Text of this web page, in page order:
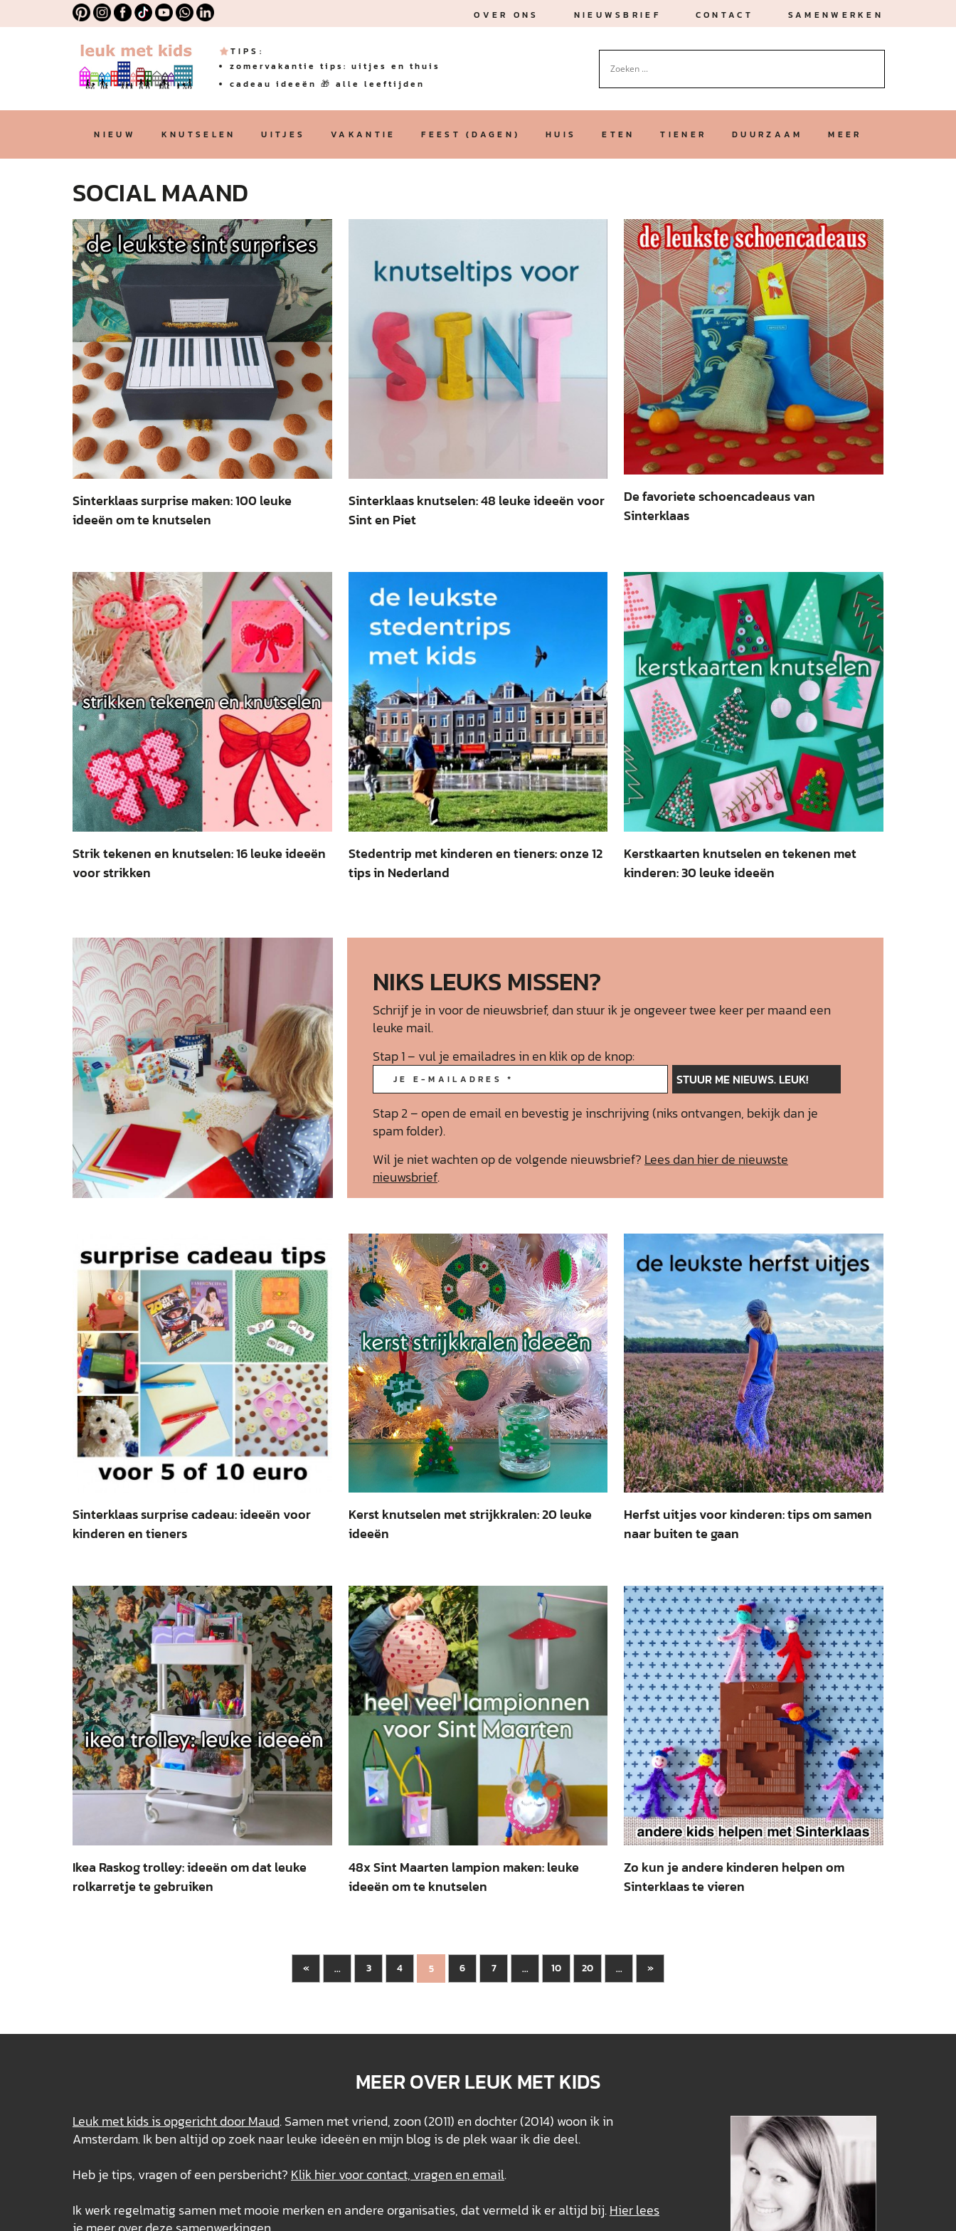
OVER ONS NIEUWSBRIEF CONTACT SAMENWERKEN
TIPS:
zomervakantie tips: uitjes en thuis
cadeau ideeën 🎁 alle leeftijden
NIEUW KNUTSELEN UITJES VAKANTIE FEEST (DAGEN) HUIS ETEN TIENER DUURZAAM MEER
SOCIAL MAAND
Sinterklaas surprise maken: 100 leuke
ideeën om te knutselen
Sinterklaas knutselen: 48 leuke ideeën voor
Sint en Piet
De favoriete schoencadeaus van
Sinterklaas
Strik tekenen en knutselen: 16 leuke ideeën
voor strikken
Stedentrip met kinderen en tieners: onze 12
tips in Nederland
Kerstkaarten knutselen en tekenen met
kinderen: 30 leuke ideeën
NIKS LEUKS MISSEN?
Schrijf je in voor de nieuwsbrief, dan stuur ik je ongeveer twee keer per maand een
leuke mail.
Stap 1 – vul je emailadres in en klik op de knop:
Stap 2 – open de email en bevestig je inschrijving (niks ontvangen, bekijk dan je
spam folder).
Wil je niet wachten op de volgende nieuwsbrief? Lees dan hier de nieuwste
nieuwsbrief.
Sinterklaas surprise cadeau: ideeën voor
kinderen en tieners
Kerst knutselen met strijkkralen: 20 leuke
ideeën
Herfst uitjes voor kinderen: tips om samen
naar buiten te gaan
Ikea Raskog trolley: ideeën om dat leuke
rolkarretje te gebruiken
48x Sint Maarten lampion maken: leuke
ideeën om te knutselen
Zo kun je andere kinderen helpen om
Sinterklaas te vieren
« ... 3 4 5 6 7 ... 10 20 ... »
MEER OVER LEUK MET KIDS
Leuk met kids is opgericht door Maud. Samen met vriend, zoon (2011) en dochter (2014) woon ik in
Amsterdam. Ik ben altijd op zoek naar leuke ideeën en mijn blog is de plek waar ik die deel.
Heb je tips, vragen of een persbericht? Klik hier voor contact, vragen en email.
Ik werk regelmatig samen met mooie merken en andere organisaties, dat vermeld ik er altijd bij.Hier lees